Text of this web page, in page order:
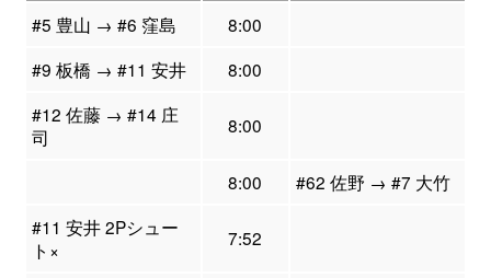
#5 豊山 → #6 窪島
8:00
#9 板橋 → #11 安井
8:00
#12 佐藤 → #14 庄
司
8:00
8:00
#62 佐野 → #7 大竹
#11 安井 2Pシュー
ト×
7:52